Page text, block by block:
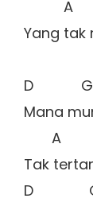
A
Yang tak
D            G
Mana
A
Tak
D